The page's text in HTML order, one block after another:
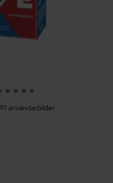
91 användarbilder